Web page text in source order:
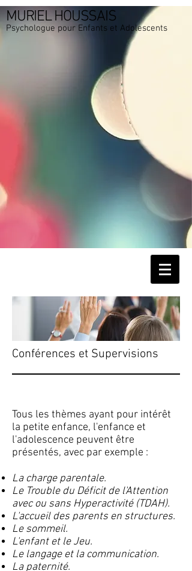
MURIEL HOUSSAIS
Psychologue pour Enfants et Adolescents
Conférences et Supervisions
Tous les thèmes ayant pour intérêt
la petite enfance, l'enfance et
l'adolescence peuvent être
présentés, avec par exemple :
La charge parentale.
Le Trouble du Déficit de l'Attention
avec ou sans Hyperactivité (TDAH).
L'accueil des parents en structures.
Le sommeil.
L'enfant et le Jeu.
Le langage et la communication.
La paternité.